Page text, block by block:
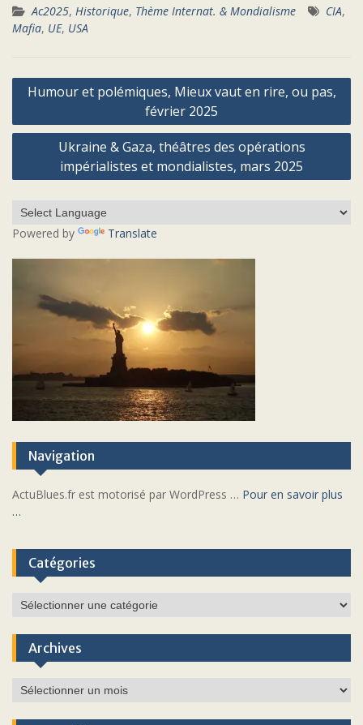
Ac2025, Historique, Thème Internat. & Mondialisme CIA,
Mafia, UE, USA
Navigation
l’article
Humour et polémiques, Mieux vaut en rire, ou pas,
février 2025
Ukraine & Gaza, théâtres des opérations
impérialistes et mondialistes, mars 2025
Powered by Translate
Navigation
ActuBlues.fr est motorisé par WordPress … Pour en savoir plus
…
Catégories
Catégories
Archives
Archives